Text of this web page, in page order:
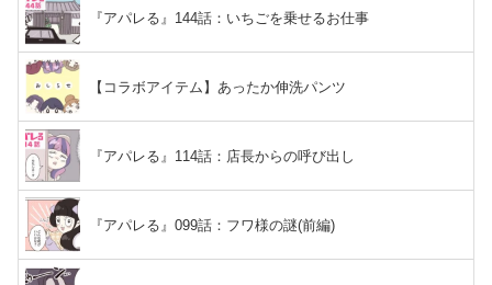
『アパレる』144話：いちごを乗せるお仕事
【コラボアイテム】あったか伸洗パンツ
『アパレる』114話：店長からの呼び出し
『アパレる』099話：フワ様の謎(前編)